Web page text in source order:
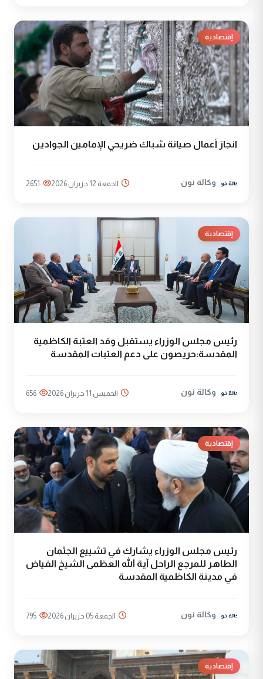
إقتصادية
انجاز أعمال صيانة شباك ضريحي الإمامين الجوادين
وكالة نون الجمعة 12 حزيران 2026 2651
إقتصادية
رئيس مجلس الوزراء يستقبل وفد العتبة الكاظمية
المقدسة:حريصون على دعم العتبات المقدسة
وكالة نون الخميس 11 حزيران 2026 656
إقتصادية
رئيس مجلس الوزراء يشارك في تشييع الجثمان
الطاهر للمرجع الراحل آية الله العظمى الشيخ الفياض
في مدينة الكاظمية المقدسة
وكالة نون الجمعة 05 حزيران 2026 795
إقتصادية